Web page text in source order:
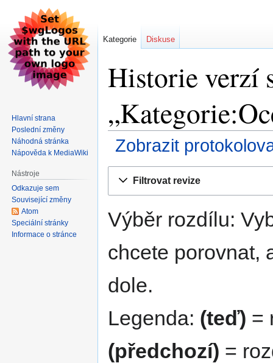
Historie verzí
Zobrazit
Filtrovat revize
Výběr rozdílu:
chcete porovnat,
dole.
Legenda: (teď) =
(předchozí) =
Kategorie Diskuse
Hlavní strana
Poslední změny
Náhodná stránka
Nápověda k MediaWiki
Nástroje
Odkazuje sem
Související změny
Atom
Speciální stránky
Informace o stránce